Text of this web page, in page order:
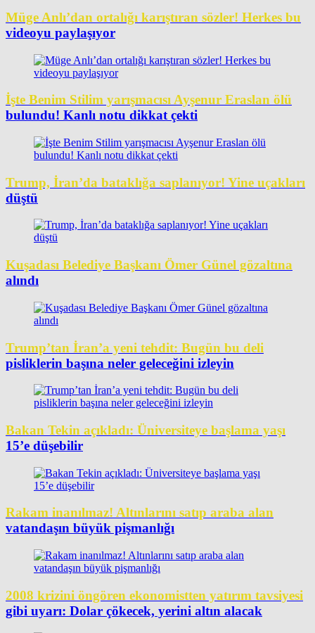
Müge Anlı’dan ortalığı karıştıran sözler! Herkes bu
videoyu paylaşıyor
İşte Benim Stilim yarışmacısı Ayşenur Eraslan ölü
bulundu! Kanlı notu dikkat çekti
Trump, İran’da bataklığa saplanıyor! Yine uçakları
düştü
Kuşadası Belediye Başkanı Ömer Günel gözaltına
alındı
Trump’tan İran’a yeni tehdit: Bugün bu deli
pisliklerin başına neler geleceğini izleyin
Bakan Tekin açıkladı: Üniversiteye başlama yaşı
15’e düşebilir
Rakam inanılmaz! Altınlarını satıp araba alan
vatandaşın büyük pişmanlığı
2008 krizini öngören ekonomistten yatırım tavsiyesi
gibi uyarı: Dolar çökecek, yerini altın alacak